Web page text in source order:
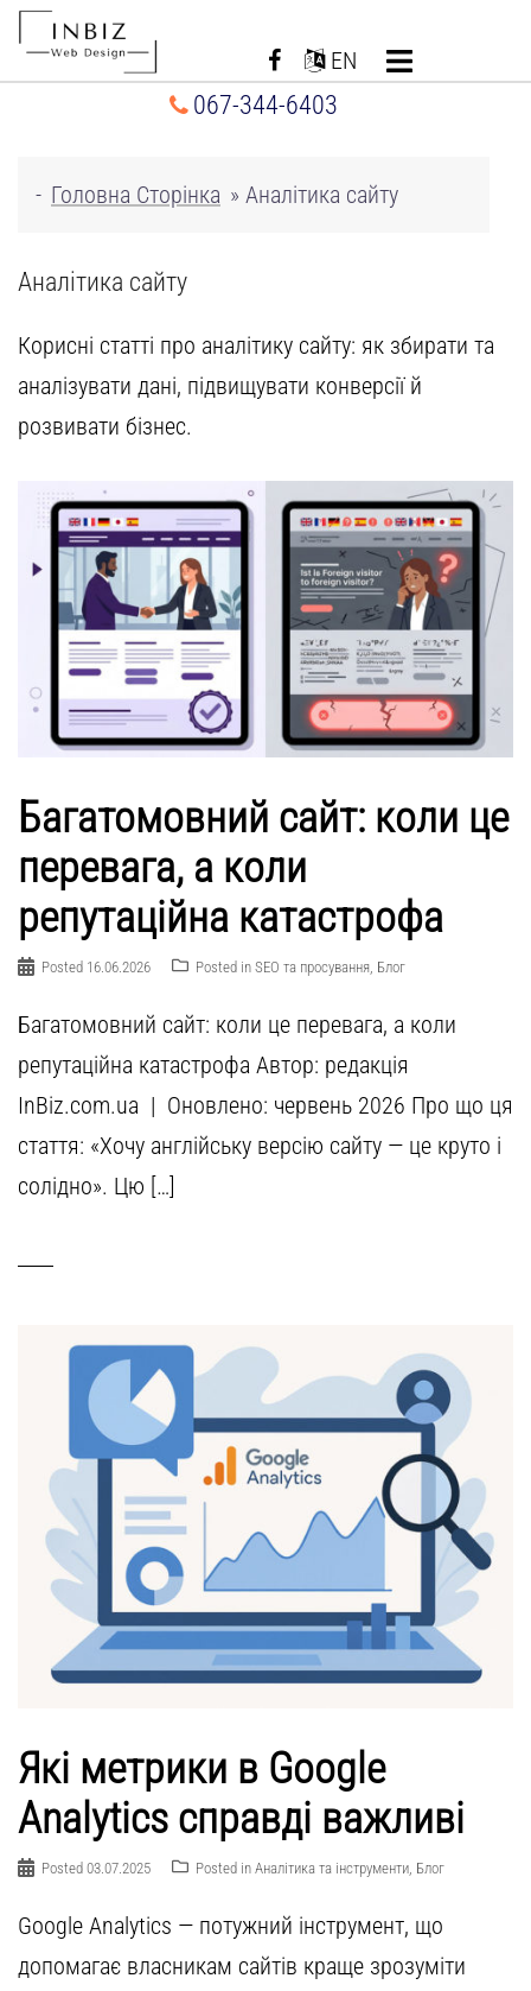
Перейти
EN
067-344-6403
- Головна Сторінка » Аналітика сайту
Аналітика сайту
Корисні статті про аналітику сайту: як збирати та
аналізувати дані, підвищувати конверсіїй
розвивати бізнес.
Багатомовний сайт: коли це
перевага, а коли
репутаційна катастрофа
Posted 16.06.2026 Posted in SEO та просування, Блог
Багатомовний сайт: коли це перевага, а коли
репутаційна катастрофа Автор: редакція
InBiz.com.ua | Оновлено: червень 2026 Про що ця
стаття: «Хочу англійську версію сайту — це круто і
солідно». Цю […]
Які метрики в Google
Analytics справді важливі
Posted 03.07.2025 Posted in Аналітика та інструменти, Блог
Google Analytics — потужний інструмент, що
допомагає власникам сайтів краще зрозуміти